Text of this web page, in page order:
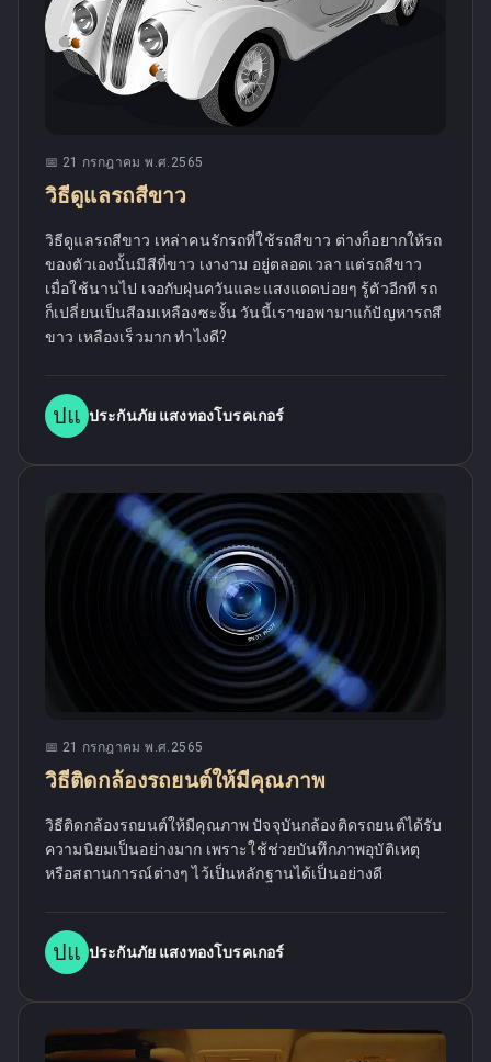
📅 21 กรกฎาคม พ.ศ.2565
วิธีดูแลรถสีขาว
วิธีดูแลรถสีขาว เหล่าคนรักรถที่ใช้รถสีขาว ต่างก็อยากให้รถ
ของตัวเองนั้นมีสีที่ขาว เงางาม อยู่ตลอดเวลา แต่รถสีขาว
เมื่อใช้นานไป เจอกับฝุ่นควันและแสงแดดบ่อยๆ รู้ตัวอีกที รถ
ก็เปลี่ยนเป็นสีอมเหลืองซะงั้น วันนี้เราขอพามาแก้ปัญหารถสี
ขาว เหลืองเร็วมาก ทำไงดี?
ปแ ประกันภัย แสงทองโบรคเกอร์
📅 21 กรกฎาคม พ.ศ.2565
วิธีติดกล้องรถยนต์ให้มีคุณภาพ
วิธีติดกล้องรถยนต์ให้มีคุณภาพ ปัจจุบันกล้องติดรถยนต์ได้รับ
ความนิยมเป็นอย่างมาก เพราะใช้ช่วยบันทึกภาพอุบัติเหตุ
หรือสถานการณ์ต่างๆ ไว้เป็นหลักฐานได้เป็นอย่างดี
ปแ ประกันภัย แสงทองโบรคเกอร์